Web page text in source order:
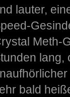
lauter,
Meth-
lang,
bald